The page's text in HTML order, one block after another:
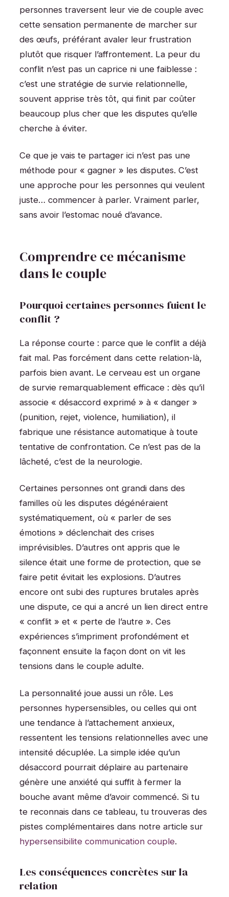
personnes traversent leur vie de couple avec
cette sensation permanente de marcher sur
des œufs, préférant avaler leur frustration
plutôt que risquer l’affrontement. La peur du
conflit n’est pas un caprice ni une faiblesse :
c’est une stratégie de survie relationnelle,
souvent apprise très tôt, qui finit par coûter
beaucoup plus cher que les disputes qu’elle
cherche à éviter.
Ce que je vais te partager ici n’est pas une
méthode pour « gagner » les disputes. C’est
une approche pour les personnes qui veulent
juste… commencer à parler. Vraiment parler,
sans avoir l’estomac noué d’avance.
Comprendre ce mécanisme
dans le couple
Pourquoi certaines personnes fuient le
conflit ?
La réponse courte : parce que le conflit a déjà
fait mal. Pas forcément dans cette relation-là,
parfois bien avant. Le cerveau est un organe
de survie remarquablement efficace : dès qu’il
associe « désaccord exprimé » à « danger »
(punition, rejet, violence, humiliation), il
fabrique une résistance automatique à toute
tentative de confrontation. Ce n’est pas de la
lâcheté, c’est de la neurologie.
Certaines personnes ont grandi dans des
familles où les disputes dégénéraient
systématiquement, où « parler de ses
émotions » déclenchait des crises
imprévisibles. D’autres ont appris que le
silence était une forme de protection, que se
faire petit évitait les explosions. D’autres
encore ont subi des ruptures brutales après
une dispute, ce qui a ancré un lien direct entre
« conflit » et « perte de l’autre ». Ces
expériences s’impriment profondément et
façonnent ensuite la façon dont on vit les
tensions dans le couple adulte.
La personnalité joue aussi un rôle. Les
personnes hypersensibles, ou celles qui ont
une tendance à l’attachement anxieux,
ressentent les tensions relationnelles avec une
intensité décuplée. La simple idée qu’un
désaccord pourrait déplaire au partenaire
génère une anxiété qui suffit à fermer la
bouche avant même d’avoir commencé. Si tu
te reconnais dans ce tableau, tu trouveras des
pistes complémentaires dans notre article sur
hypersensibilite communication couple.
Les conséquences concrètes sur la
relation